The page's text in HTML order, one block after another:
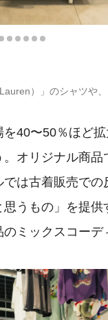
）」のシャツや
40〜50％ほど
オリジナル商品
は古着販売で
うもの」を提
ミックスコーデ